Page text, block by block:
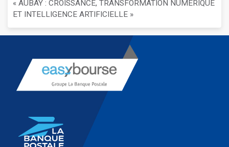
« AUBAY : CROISSANCE, TRANSFORMATION NUMÉRIQUE
ET INTELLIGENCE ARTIFICIELLE »